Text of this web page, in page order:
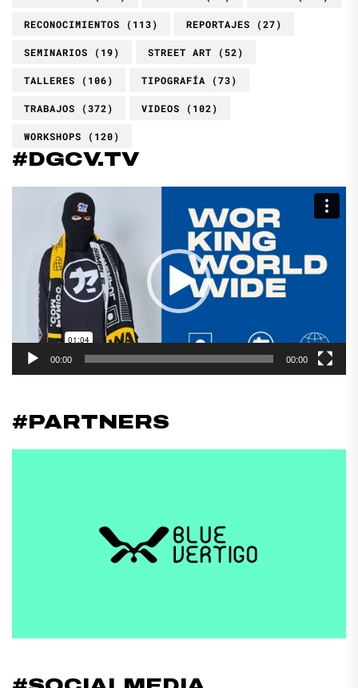
RECONOCIMIENTOS (113) REPORTAJES (27)
SEMINARIOS (19) STREET ART (52)
TALLERES (106) TIPOGRAFÍA (73)
TRABAJOS (372) VIDEOS (102)
WORKSHOPS (120)
#DGCV.TV
Reproductor
vídeo
00:00 00:00
#PARTNERS